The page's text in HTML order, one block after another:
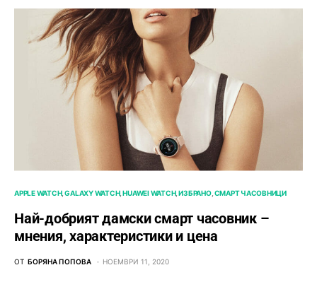
APPLE WATCH GALAXY WATCH HUAWEI WATCH ИЗБРАНО СМАРТ ЧАСОВНИЦИ
Най-добрият дамски смарт часовник –
мнения, характеристики и цена
ОТ БОРЯНА ПОПОВА НОЕМВРИ 11, 2020